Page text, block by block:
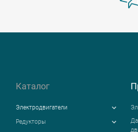
Каталог
Электродвигатели
Редукторы